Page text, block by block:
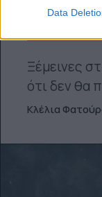
Data
Δεν έχει
Ξέμεινες
ότι δεν θα
Κλέλια